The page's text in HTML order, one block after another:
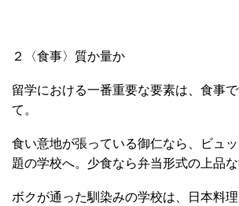
２〈食事〉質か量か
留学における一番重要な要素は、食事
て。
食い意地が張っている御仁なら、ビュ
題の学校へ。少食なら弁当形式の上品な
ボクが通った馴染みの学校は、日本料